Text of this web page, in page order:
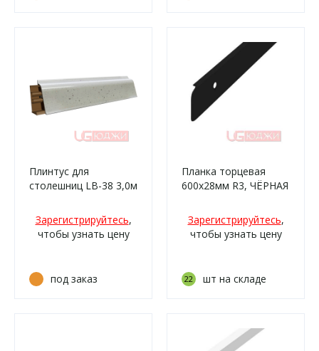
Плинтус для
столешниц LB-38 3,0м
глянец (417г,
017мг/476)
Зарегистрируйтесь,
чтобы узнать цену
под заказ
Планка торцевая
600х28мм R3, ЧЁРНАЯ
Зарегистрируйтесь,
чтобы узнать цену
22 шт на складе